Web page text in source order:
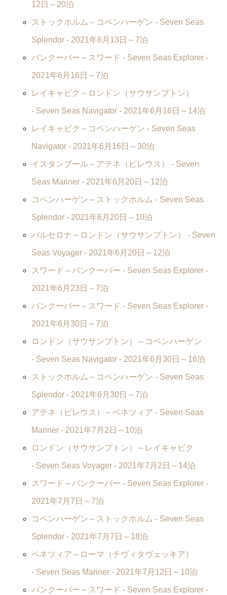
12日～20泊
ストックホルム～コペンハーゲン - Seven Seas
Splendor- 2021年6月13日～7泊
バンクーバー～スワード - Seven Seas Explorer-
2021年6月16日～7泊
レイキャビク～ロンドン（サウサンプトン）
- Seven Seas Navigator- 2021年6月16日～14泊
レイキャビク～コペンハーゲン - Seven Seas
Navigator- 2021年6月16日～30泊
イスタンブール～アテネ（ピレウス） - Seven
Seas Mariner- 2021年6月20日～12泊
コペンハーゲン～ストックホルム - Seven Seas
Splendor- 2021年6月20日～10泊
バルセロナ～ロンドン（サウサンプトン） - Seven
Seas Voyager- 2021年6月20日～12泊
スワード～バンクーバー - Seven Seas Explorer-
2021年6月23日～7泊
バンクーバー～スワード - Seven Seas Explorer-
2021年6月30日～7泊
ロンドン（サウサンプトン）～コペンハーゲン
- Seven Seas Navigator- 2021年6月30日～16泊
ストックホルム～コペンハーゲン - Seven Seas
Splendor- 2021年6月30日～7泊
アテネ（ピレウス）～ベネツィア - Seven Seas
Mariner- 2021年7月2日～10泊
ロンドン（サウサンプトン）～レイキャビク
- Seven Seas Voyager- 2021年7月2日～14泊
スワード～バンクーバー - Seven Seas Explorer-
2021年7月7日～7泊
コペンハーゲン～ストックホルム - Seven Seas
Splendor- 2021年7月7日～18泊
ベネツィア～ローマ（チヴィタヴェッキア）
- Seven Seas Mariner- 2021年7月12日～10泊
バンクーバー～スワード - Seven Seas Explorer-